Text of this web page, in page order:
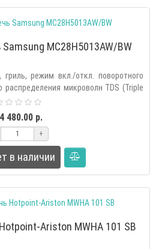
MC28H5013AW/BW
режим вкл./откл. поворотного
распределения микроволн TDS (Triple
480.00 р.
+
в наличии
Ariston MWHA 101 SB